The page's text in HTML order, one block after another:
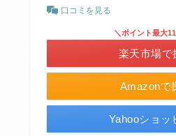
口コミを見る
Amazonで
＼ポイント最大
楽天市場で
Yahooショッ